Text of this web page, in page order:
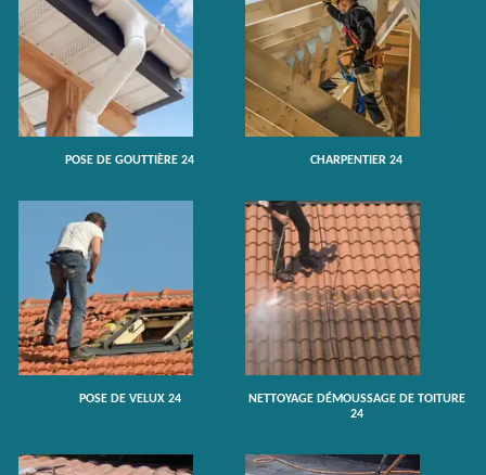
POSE DE GOUTTIÈRE 24 CHARPENTIER 24
POSE DE VELUX 24
NETTOYAGE DÉMOUSSAGE DE TOITURE
24